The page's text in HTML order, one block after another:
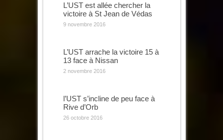
L’UST est allée chercher la
victoire à St Jean de Védas
9 novembre 2016
L’UST arrache la victoire 15 à
13 face à Nissan
2 novembre 2016
l’UST s’incline de peu face à
Rive d’Orb
26 octobre 2016